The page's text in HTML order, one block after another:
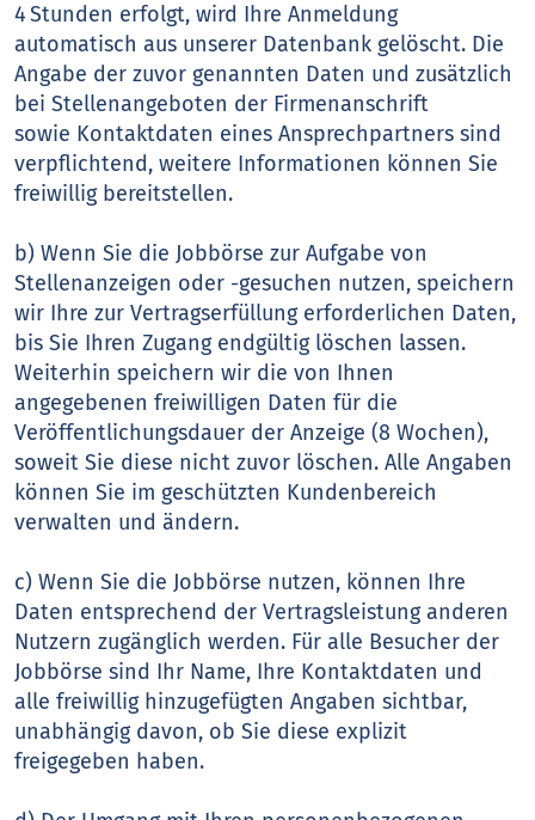
4 Stunden erfolgt, wird Ihre Anmeldung
automatisch aus unserer Datenbank gelöscht. Die
Angabe der zuvor genannten Daten und zusätzlich
bei Stellenangeboten der Firmenanschrift
sowie Kontaktdaten eines Ansprechpartners sind
verpflichtend, weitere Informationen können Sie
freiwillig bereitstellen.
b) Wenn Sie die Jobbörse zur Aufgabe von
Stellenanzeigen oder -gesuchen nutzen, speichern
wir Ihre zur Vertragserfüllung erforderlichen Daten,
bis Sie Ihren Zugang endgültig löschen lassen.
Weiterhin speichern wir die von Ihnen
angegebenen freiwilligen Daten für die
Veröffentlichungsdauer der Anzeige (8 Wochen),
soweit Sie diese nicht zuvor löschen. Alle Angaben
können Sie im geschützten Kundenbereich
verwalten und ändern.
c) Wenn Sie die Jobbörse nutzen, können Ihre
Daten entsprechend der Vertragsleistung anderen
Nutzern zugänglich werden. Für alle Besucher der
Jobbörse sind Ihr Name, Ihre Kontaktdaten und
alle freiwillig hinzugefügten Angaben sichtbar,
unabhängig davon, ob Sie diese explizit
freigegeben haben.